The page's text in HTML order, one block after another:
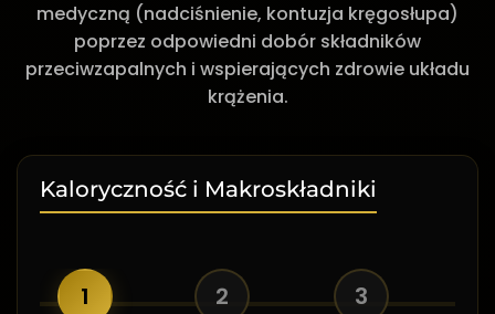
medyczną (nadciśnienie, kontuzja kręgosłupa)
poprzez odpowiedni dobór składników
przeciwzapalnych i wspierających zdrowie układu
krążenia.
Kaloryczność i Makroskładniki
1 2 3